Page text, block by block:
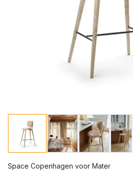
Space Copenhagen voor Mater